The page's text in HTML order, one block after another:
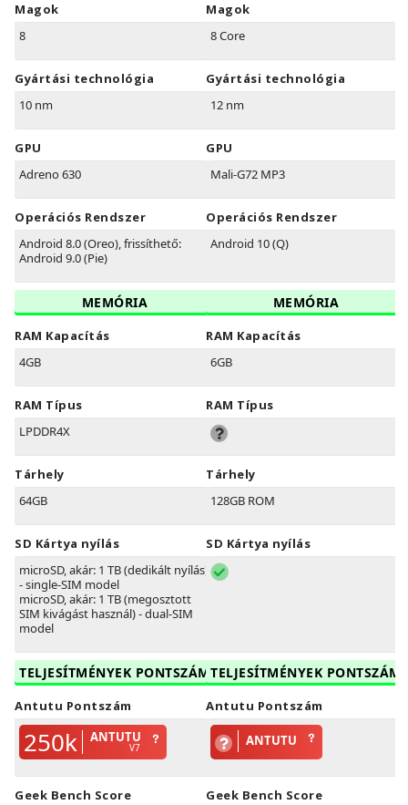
Magok
8
Gyártási technológia
10 nm
GPU
Adreno 630
Operációs Rendszer
Android 8.0 (Oreo), frissíthető:
Android 9.0 (Pie)
MEMÓRIA
RAM Kapacítás
4GB
RAM Típus
LPDDR4X
Tárhely
64GB
SD Kártya nyílás
microSD, akár: 1 TB (dedikált nyílás)
- single-SIM model
microSD, akár: 1 TB (megosztott
SIM kivágást használ) - dual-SIM
model
TELJESÍTMÉNYEK PONTSZÁM
Antutu Pontszám
250k ANTUTU
V7
Geek Bench Score
Magok
8 Core
Gyártási technológia
12 nm
GPU
Mali-G72 MP3
Operációs Rendszer
Android 10 (Q)
MEMÓRIA
RAM Kapacítás
6GB
RAM Típus
Tárhely
128GB ROM
SD Kártya nyílás
TELJESÍTMÉNYEK PONTSZÁM
Antutu Pontszám
ANTUTU
Geek Bench Score